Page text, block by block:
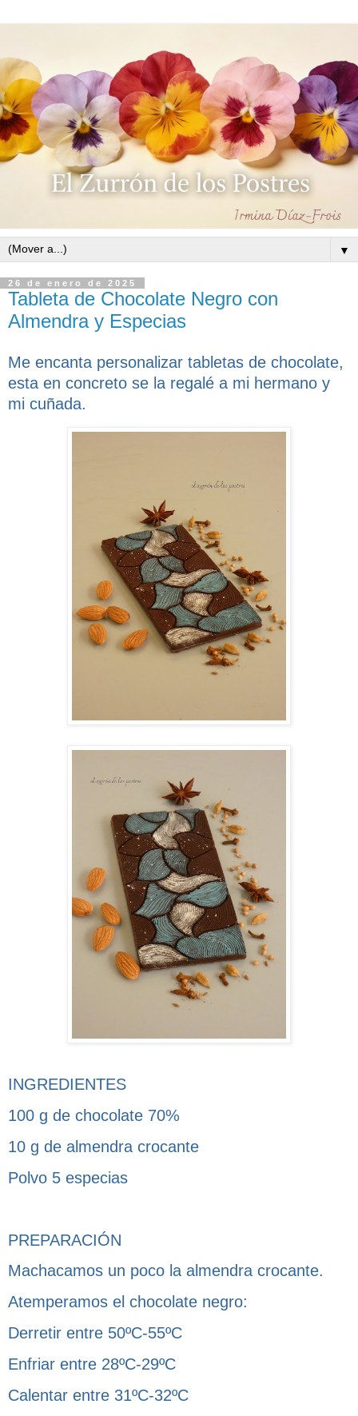
▼
26 de enero de 2025
Tableta de Chocolate Negro con
Almendra y Especias
Me encanta personalizar tabletas de chocolate,
esta en concreto se la regalé a mi hermano y
mi cuñada.
INGREDIENTES
100 g de chocolate 70%
10 g de almendra crocante
Polvo 5 especias
PREPARACIÓN
Machacamos un poco la almendra crocante.
Atemperamos el chocolate negro:
Derretir entre 50ºC-55ºC
Enfriar entre 28ºC-29ºC
Calentar entre 31ºC-32ºC